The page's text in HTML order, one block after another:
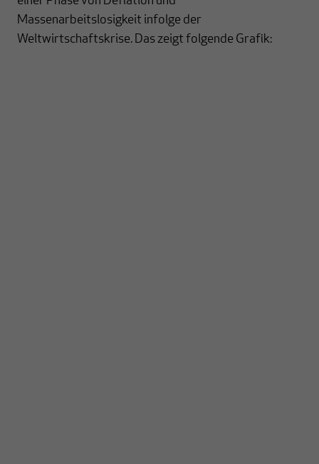
Massenarbeitslosigkeit infolge der
Weltwirtschaftskrise. Das zeigt folgende Grafik: